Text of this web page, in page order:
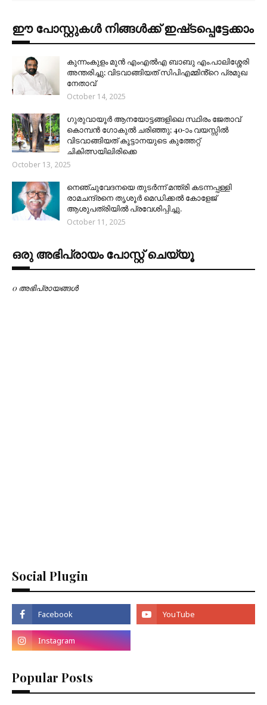
ഈ പോസ്റ്റുകൾ നിങ്ങൾക്ക് ഇഷ്‌‌ടപ്പെട്ടേക്കാം
കുന്നംകുളം മുൻ എംഎൽഎ ബാബു എം.പാലിശ്ശേരി
അന്തരിച്ചു; വിടവാങ്ങിയത് സിപിഎമ്മിൻ്റെ പ്രമുഖ
നേതാവ്
October 14, 2025
ഗുരുവായൂർ ആനയോട്ടങ്ങളിലെ സ്ഥിരം ജേതാവ്
കൊമ്പൻ ഗോകുൽ ചരിഞ്ഞു; 40-ാം വയസ്സിൽ
വിടവാങ്ങിയത് കൂട്ടാനയുടെ കുത്തേറ്റ്
ചികിത്സയിലിരിക്കെ
October 13, 2025
നെഞ്ചുവേദനയെ തുടർന്ന് മന്ത്രി കടന്നപ്പള്ളി
രാമചന്ദ്രനെ തൃശൂർ മെഡിക്കൽ കോളേജ്
ആശുപത്രിയിൽ പ്രവേശിപ്പിച്ചു.
October 11, 2025
ഒരു അഭിപ്രായം പോസ്റ്റ് ചെയ്യൂ
0 അഭിപ്രായങ്ങള്‍
Social Plugin
Popular Posts